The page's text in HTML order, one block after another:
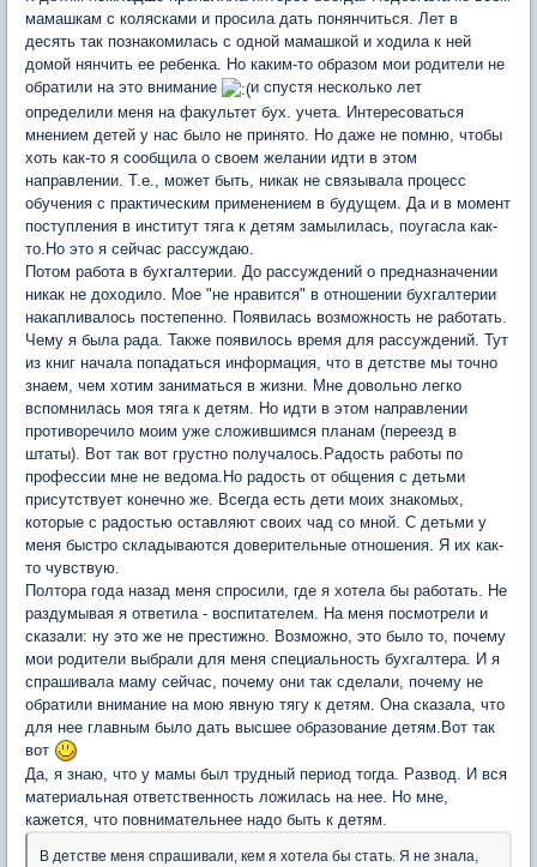
мамашкам с колясками и просила дать понянчиться. Лет в
десять так познакомилась с одной мамашкой и ходила к ней
домой нянчить ее ребенка. Но каким-то образом мои родители не
обратили на это внимание
и спустя несколько лет
определили меня на факультет бух. учета. Интересоваться
мнением детей у нас было не принято. Но даже не помню, чтобы
хоть как-то я сообщила о своем желании идти в этом
направлении. Т.е., может быть, никак не связывала процесс
обучения с практическим применением в будущем. Да и в момент
поступления в институт тяга к детям замылилась, поугасла как-
то.Но это я сейчас рассуждаю.
Потом работа в бухгалтерии. До рассуждений о предназначении
никак не доходило. Мое "не нравится" в отношении бухгалтерии
накапливалось постепенно. Появилась возможность не работать.
Чему я была рада. Также появилось время для рассуждений. Тут
из книг начала попадаться информация, что в детстве мы точно
знаем, чем хотим заниматься в жизни. Мне довольно легко
вспомнилась моя тяга к детям. Но идти в этом направлении
противоречило моим уже сложившимся планам (переезд в
штаты). Вот так вот грустно получалось.Радость работы по
профессии мне не ведома.Но радость от общения с детьми
присутствует конечно же. Всегда есть дети моих знакомых,
которые с радостью оставляют своих чад со мной. С детьми у
меня быстро складываются доверительные отношения. Я их как-
то чувствую.
Полтора года назад меня спросили, где я хотела бы работать. Не
раздумывая я ответила - воспитателем. На меня посмотрели и
сказали: ну это же не престижно. Возможно, это было то, почему
мои родители выбрали для меня специальность бухгалтера. И я
спрашивала маму сейчас, почему они так сделали, почему не
обратили внимание на мою явную тягу к детям. Она сказала, что
для нее главным было дать высшее образование детям.Вот так
вот
Да, я знаю, что у мамы был трудный период тогда. Развод. И вся
материальная ответственность ложилась на нее. Но мне,
кажется, что повнимательнее надо быть к детям.
В детстве меня спрашивали, кем я хотела бы стать. Я не знала,